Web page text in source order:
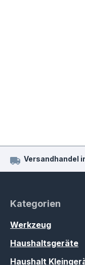
Versandhandel
Kategorien
Werkzeug
Haushaltsgeräte
Haushalt